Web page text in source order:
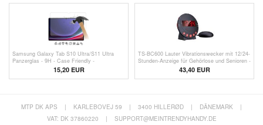
Samsung Galaxy Tab S10 Ultra/S11 Ultra
Panzerglas - 9H - Case Friendly -
15,20 EUR
TS-BC600 Lauter Vibrationswecker mit 12/24-
Stunden-Anzeige für Gehörlose und Senioren -
43,40 EUR
MTP DK APS | KARLEBOVEJ 59 | 3400 HILLERØD | DÄNEMARK
|
VAT: DK 37860220
| SUPPORT@MEINTRENDYHANDY.DE